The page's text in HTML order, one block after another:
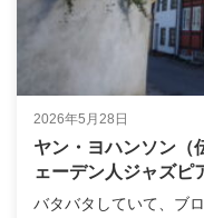
2026年5月28日
ヤン・ヨハンソン（
ェーデン人ジャズピ
バタバタしていて、ブ